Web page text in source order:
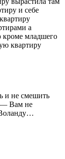
и себе
а
кроме младшего
квартиру
и не смешить
— Вам не